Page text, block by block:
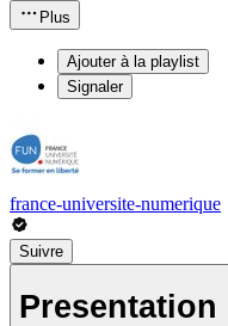
Plus
Ajouter à la playlist
Signaler
france-universite-numerique
Suivre